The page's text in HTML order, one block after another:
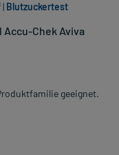
Chek Aviva
geeignet.
| Blutzuckertest